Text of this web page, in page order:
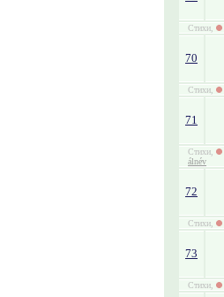
Стихи,
70
Стихи,
71
Стихи,
álnév
72
Стихи,
73
Стихи,